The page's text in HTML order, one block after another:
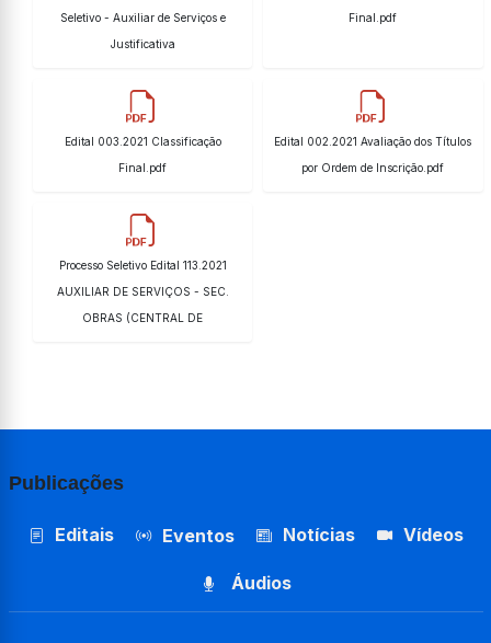
Seletivo - Auxiliar de Serviços e
Justificativa
Final.pdf
Edital 003.2021 Classificação
Final.pdf
Edital 002.2021 Avaliação dos Títulos
por Ordem de Inscrição.pdf
Processo Seletivo Edital 113.2021
AUXILIAR DE SERVIÇOS - SEC.
OBRAS (CENTRAL DE
Publicações
Editais Eventos Notícias Vídeos
Áudios